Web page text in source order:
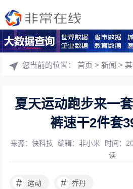
您当前的位置：首页 >新闻 >
夏天运动跑步来一
裤速干2件套
来源：快科技 编辑：非小米 时间：
读
# 运动 # 乔丹